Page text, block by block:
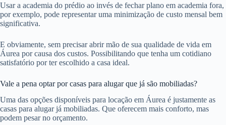
Usar a academia do prédio ao invés de fechar plano em academia fora,
por exemplo, pode representar uma minimização de custo mensal bem
significativa.
E obviamente, sem precisar abrir mão de sua qualidade de vida em
Áurea por causa dos custos. Possibilitando que tenha um cotidiano
satisfatório por ter escolhido a casa ideal.
Vale a pena optar por casas para alugar que já são mobiliadas?
Uma das opções disponíveis para locação em Áurea é justamente as
casas para alugar já mobiliadas. Que oferecem mais conforto, mas
podem pesar no orçamento.